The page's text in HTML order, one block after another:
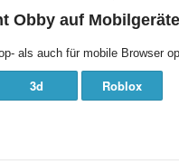
Obby auf
als auch für mobile Browser
3d Roblox